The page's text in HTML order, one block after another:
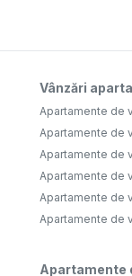
Vânzări
Apartamente de
Apartamente de
Apartamente de
Apartamente de
Apartamente de
Apartamente de
Apartamente